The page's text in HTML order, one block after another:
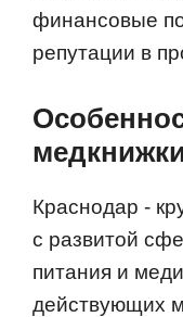
финансовые
репутации в
Краснодар -
с развитой
питания и
действующих